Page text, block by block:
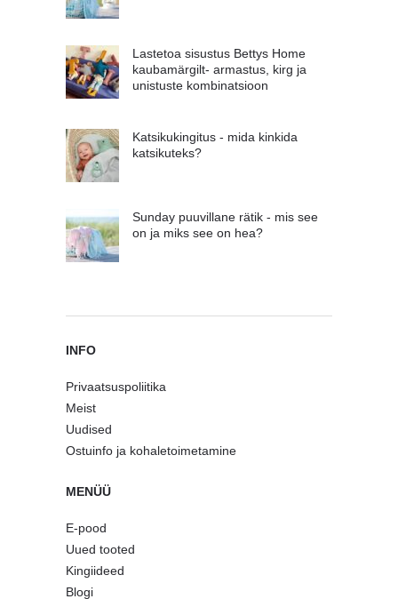
Lastetoa sisustus Bettys Home
kaubamärgilt- armastus, kirg ja
unistuste kombinatsioon
Katsikukingitus - mida kinkida
katsikuteks?
Sunday puuvillane rätik - mis see
on ja miks see on hea?
INFO
Privaatsuspoliitika
Meist
Uudised
Ostuinfo ja kohaletoimetamine
MENÜÜ
E-pood
Uued tooted
Kingiideed
Blogi